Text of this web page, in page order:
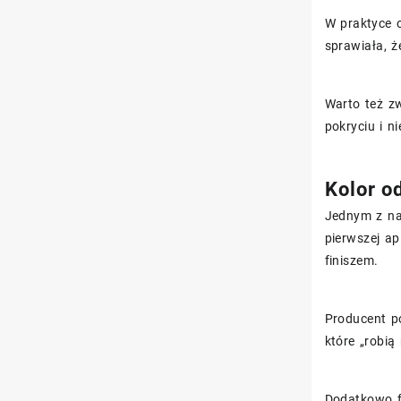
W praktyce
sprawiała,
Warto też
pokryciu i
Kolor
Jednym z
pierwszej
finiszem.
Producent
które